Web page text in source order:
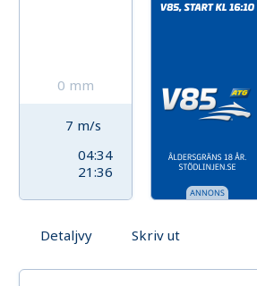
0 mm
7 m/s
04:34
21:36
Detaljvy Skriv ut